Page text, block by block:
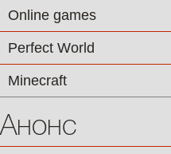
Online games
Perfect World
Minecraft
Анонс